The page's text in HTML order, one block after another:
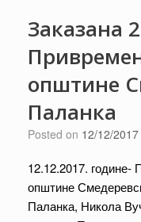
Заказана
општине
Паланка
Posted on 12/12/2017
12.12.2017. године-
општине
Паланка, Никола